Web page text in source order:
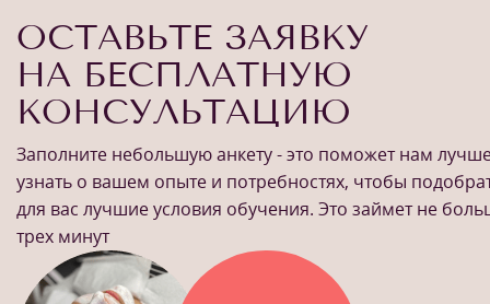
ОСТАВЬТЕ ЗАЯВКУ
НА БЕСПЛАТНУЮ
КОНСУЛЬТАЦИЮ
Заполните небольшую анкету - это поможет нам
узнать о вашем опыте и потребностях, чтобы
для вас лучшие условия обучения. Это займет не
трех минут